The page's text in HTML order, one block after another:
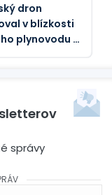
dron
v blízkosti
plynovodu v
správy